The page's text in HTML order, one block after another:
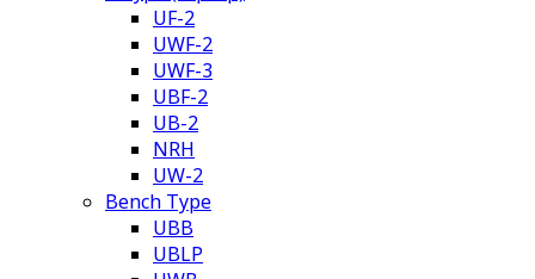
UF-2
UWF-2
UWF-3
UBF-2
UB-2
NRH
UW-2
Bench Type
UBB
UBLP